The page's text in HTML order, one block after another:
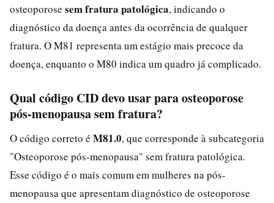
osteoporose sem fratura patológica, indicando o
diagnóstico da doença antes da ocorrência de qualquer
fratura. O M81 representa um estágio mais precoce da
doença, enquanto o M80 indica um quadro já complicado.
Qual código CID devo usar para osteoporose
pós-menopausa sem fratura?
O código correto é M81.0, que corresponde à subcategoria
"Osteoporose pós-menopausa" sem fratura patológica.
Esse código é o mais comum em mulheres na pós-
menopausa que apresentam diagnóstico de osteoporose